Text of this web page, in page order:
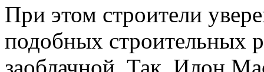
При этом строители
подобных строительных
заоблачной. Так, Илон